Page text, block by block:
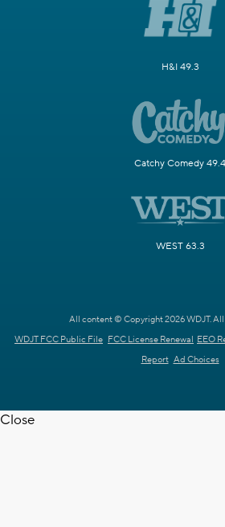
H&I 49.3
Catchy Comedy 49.4
WEST 63.3
All content © Copyright 2026 WDJT. All
WDJT FCC Public File FCC License Renewal EEO
Report Ad Choices
Close